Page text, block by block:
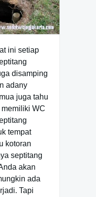
ini setiap
disamping
adany
juga tahu
memiliki WC
tempat
kotoran
septitang
akan
ada
Tapi